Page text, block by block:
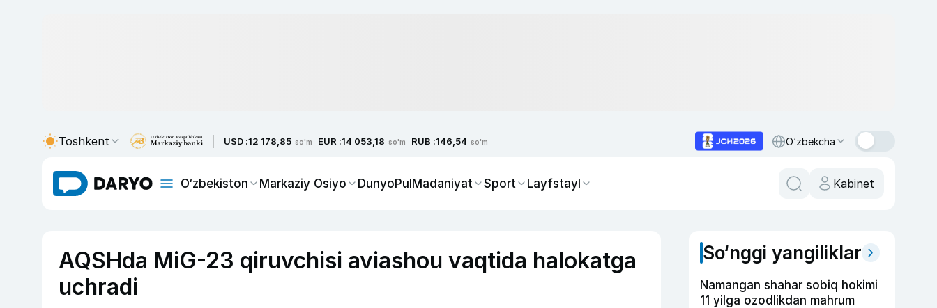
Toshkent USD :12 178,85 so'm EUR :14 053,18 so'm RUB :146,54 so'm O‘zbekcha
O‘zbekiston Markaziy Osiyo DunyoPulMadaniyat Sport Layfstayl Kabinet
AQSHda MiG-23 qiruvchisi aviashou vaqtida halokatga
uchradi
So‘nggi yangiliklar
Namangan shahar sobiq hokimi
11 yilga ozodlikdan mahrum